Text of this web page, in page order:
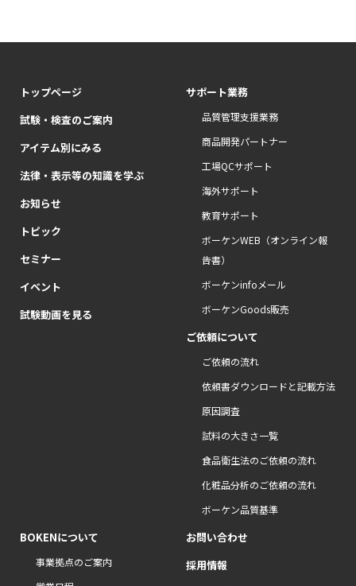
トップページ
試験・検査のご案内
アイテム別にみる
法律・表示等の知識を学ぶ
お知らせ
トピック
セミナー
イベント
試験動画を見る
サポート業務
品質管理支援業務
商品開発パートナー
工場QCサポート
海外サポート
教育サポート
ボーケンWEB（オンライン報
告書）
ボーケンinfoメール
ボーケンGoods販売
ご依頼について
ご依頼の流れ
依頼書ダウンロードと記載方法
原因調査
試料の大きさ一覧
食品衛生法のご依頼の流れ
化粧品分析のご依頼の流れ
ボーケン品質基準
BOKENについて
事業拠点のご案内
お問い合わせ
採用情報